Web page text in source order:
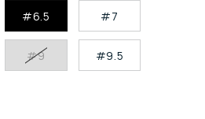
#6.5 #7
#9 #9.5